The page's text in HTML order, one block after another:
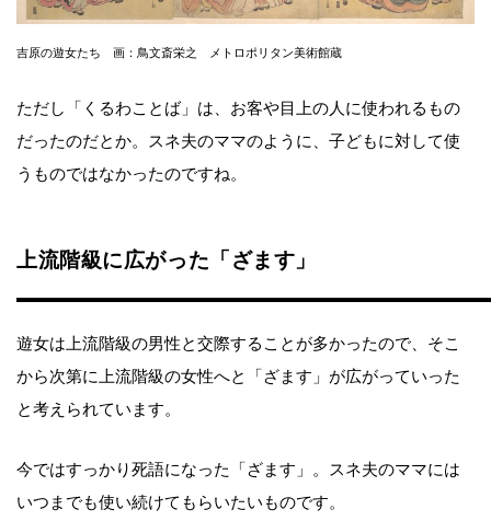
吉原の遊女たち 画：鳥文斎栄之 メトロポリタン美術館蔵
ただし「くるわことば」は、お客や目上の人に使われるもの
だったのだとか。スネ夫のママのように、子どもに対して使
うものではなかったのですね。
上流階級に広がった「ざます」
遊女は上流階級の男性と交際することが多かったので、そこ
から次第に上流階級の女性へと「ざます」が広がっていった
と考えられています。
今ではすっかり死語になった「ざます」。スネ夫のママには
いつまでも使い続けてもらいたいものです。